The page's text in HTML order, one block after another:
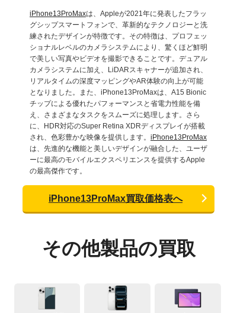
iPhone13ProMaxは、Appleが2021年に発表したフラッ
グシップスマートフォンで、革新的なテクノロジーと洗
練されたデザインが特徴です。その特徴は、プロフェッ
ショナルレベルのカメラシステムにより、驚くほど鮮明
で美しい写真やビデオを撮影できることです。デュアル
カメラシステムに加え、LiDARスキャナーが追加され、
リアルタイムの深度マッピングやAR体験の向上が可能
となりました。また、iPhone13ProMaxは、A15 Bionic
チップによる優れたパフォーマンスと省電力性能を備
え、さまざまなタスクをスムーズに処理します。さら
に、HDR対応のSuper Retina XDRディスプレイが搭載
され、色彩豊かな映像を提供します。 iPhone13ProMax
は、先進的な機能と美しいデザインが融合した、ユーザ
ーに最高のモバイルエクスペリエンスを提供するApple
の最高傑作です。
iPhone13ProMax買取価格表へ
その他製品の買取